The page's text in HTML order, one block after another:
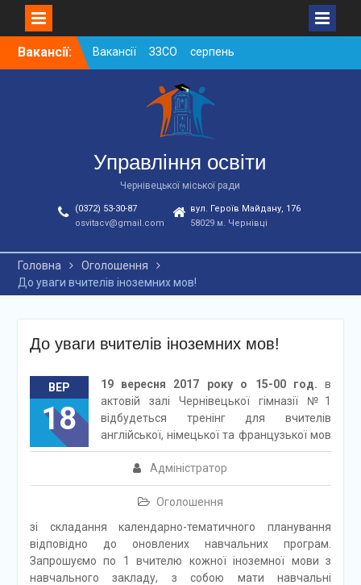
SkipВакансії:
Вакансії ЗЗСО серпень
2026
Вакансії ЗЗСО червень
Вакансії у ЗДО та
дошкільних підрозділах
ЗЗСО станом на
01.08.2026 р.
Управління освіти
Чернівецької міської ради
(0372) 53-30-87
osvitacv@gmail.com
вул. Героїв Майдану, 176
58029 м. Чернівці
Головна
Оголошення
До уваги вчителів іноземних мов!
До уваги вчителів іноземних мов!
ВЕР
18
Адміністратор
Оголошення
19 вересня 2017 року о 15-00 год. в
актовій залі Чернівецької гімназії №1
відбудеться тренінг для вчителів
англійської, німецької та французької мов
зі складання календарно-тематичного планування
відповідно до оновлених навчальних програм.
Запрошуємо по 1 вчителю кожної іноземної мови з
навчального закладу, з собою мати навчальні